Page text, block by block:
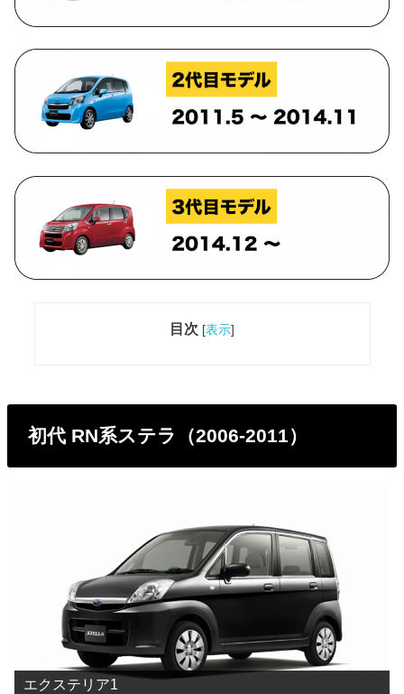
目次 [表示]
初代 RN系ステラ（2006-2011）
エクステリア1